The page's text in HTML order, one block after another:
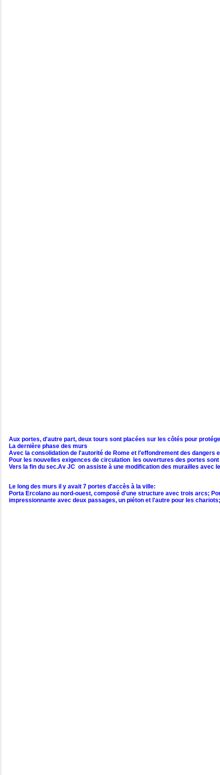
Aux portes, d'autre part, deux tours sont placées sur les côtés pour
La dernière phase des murs
Avec la consolidation de l'autorité de Rome et l'effondrement des
Pour les nouvelles exigences de circulation les ouvertures des portes
Vers la fin du sec.Av JC on assiste à une modification des murailles
Le long des murs il y avait 7 portes d'accès à la ville:
Porta Ercolano au nord-ouest, composé d'une structure avec trois arcs;
impressionnante avec deux passages, un piéton et l'autre pour les